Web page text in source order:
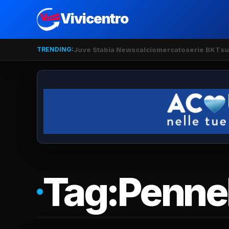
Vivicentro
TRENDING:Juve Stabia Newscalciomercatoserie BKT
Tag: